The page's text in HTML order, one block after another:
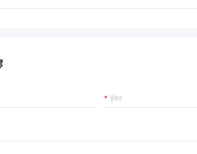
सुपर डुप्लेक्स निकला हुआ किनारा,